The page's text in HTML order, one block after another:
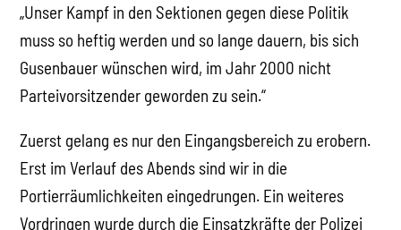
„Unser Kampf in den Sektionen gegen diese Politik
muss so heftig werden und so lange dauern, bis sich
Gusenbauer wünschen wird, im Jahr 2000 nicht
Parteivorsitzender geworden zu sein.“
Zuerst gelang es nur den Eingangsbereich zu erobern.
Erst im Verlauf des Abends sind wir in die
Portierräumlichkeiten eingedrungen. Ein weiteres
Vordringen wurde durch die Einsatzkräfte der Polizei